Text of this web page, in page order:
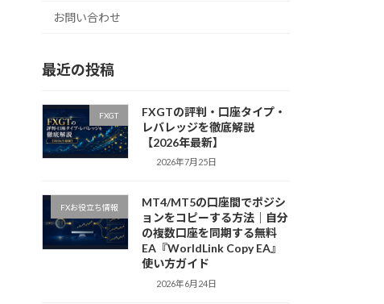
お問い合わせ
最近の投稿
FXGT
FXGTの評判・口座タイプ・
レバレッジを徹底解説
【2026年最新】
2026年7月25日
FXお役立ち情報
MT4/MT5の口座間でポジシ
ョンをコピーする方法｜自分
の複数口座を同期する無料
EA『WorldLink Copy EA』
使い方ガイド
2026年6月24日